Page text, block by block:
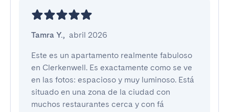
Tamra Y., abril 2026
Este es un apartamento realmente fabuloso
en Clerkenwell. Es exactamente como se ve
en las fotos: espacioso y muy luminoso. Está
situado en una zona de la ciudad con
muchos restaurantes cerca y con fá